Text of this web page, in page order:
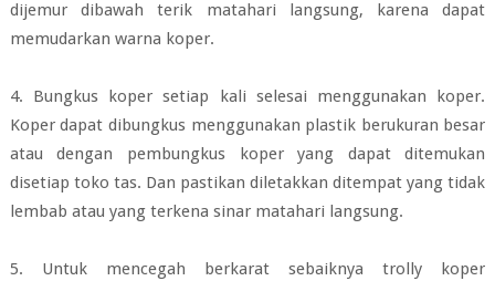
dijemur dibawah terik matahari langsung, karena dapat
memudarkan warna koper.
4. Bungkus koper setiap kali selesai menggunakan koper.
Koper dapat dibungkus menggunakan plastik berukuran besar
atau dengan pembungkus koper yang dapat ditemukan
disetiap toko tas. Dan pastikan diletakkan ditempat yang tidak
lembab atau yang terkena sinar matahari langsung.
5. Untuk mencegah berkarat sebaiknya trolly koper